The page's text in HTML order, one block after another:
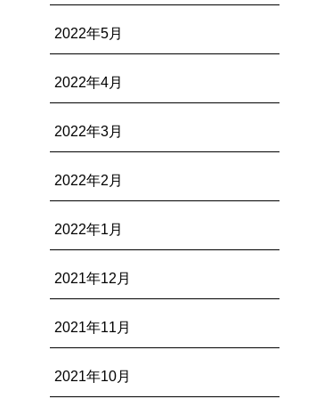
2022年5月
2022年4月
2022年3月
2022年2月
2022年1月
2021年12月
2021年11月
2021年10月